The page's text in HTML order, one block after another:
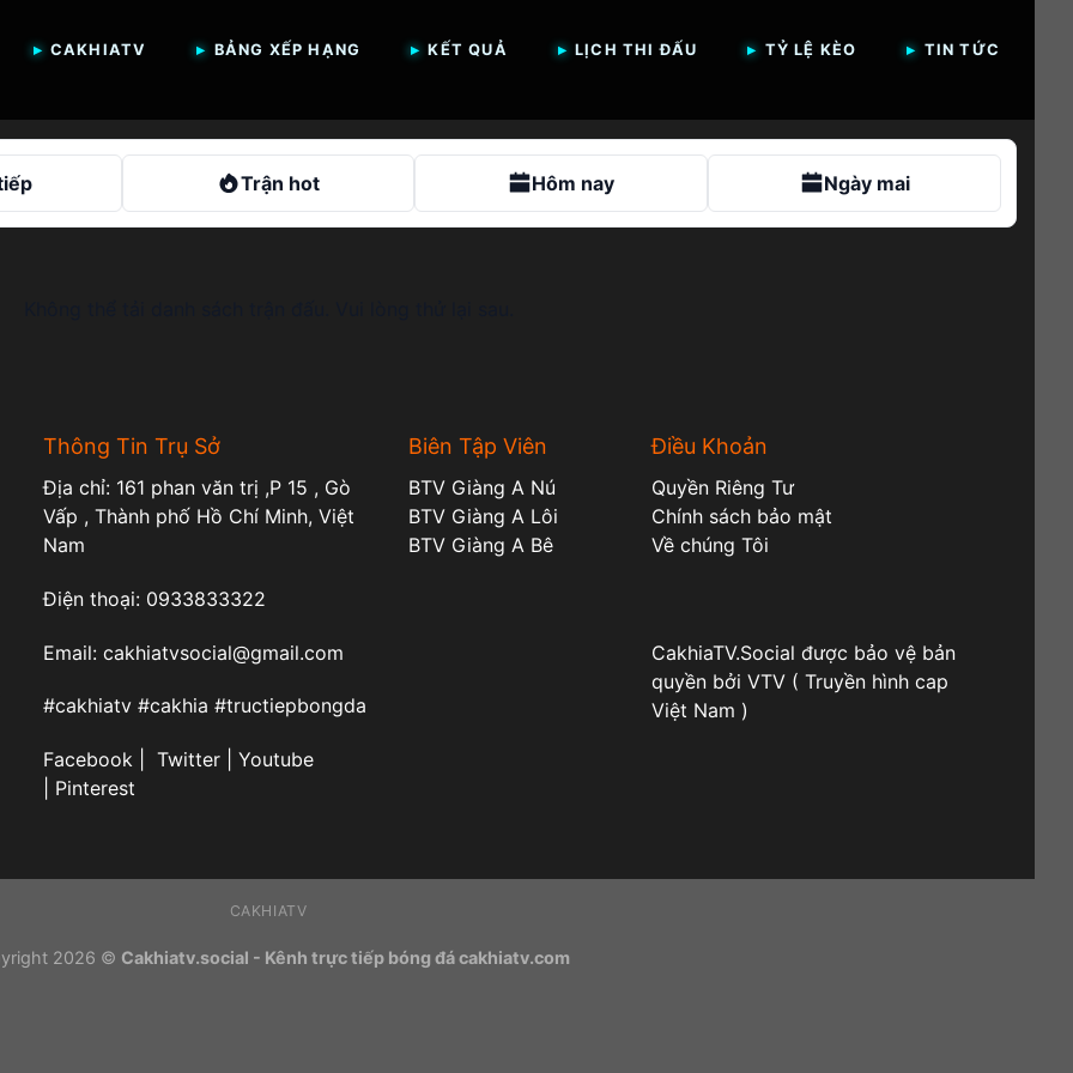
CAKHIATV BẢNG XẾP HẠNG KẾT QUẢ LỊCH THI ĐẤU TỶ LỆ KÈO TIN TỨC
Trận hot Hôm nay Ngày mai
Thông Tin Trụ Sở
Địa chỉ: 161 phan văn trị ,P 15 , Gò
Vấp , Thành phố Hồ Chí Minh, Việt
Nam
Điện thoại: 0933833322
Email: cakhiatvsocial@gmail.com
#cakhiatv #cakhia #tructiepbongda
Facebook | Twitter | Youtube
| Pinterest
Biên Tập Viên
BTV Giàng A Nú
BTV Giàng A Lôi
BTV Giàng A Bê
Điều Khoản
Quyền Riêng Tư
Chính sách bảo mật
Về chúng Tôi
CakhiaTV.Social được bảo vệ bản
quyền bởi VTV ( Truyền hình cap
Việt Nam )
CAKHIATV
2026 © Cakhiatv.social - Kênh trực tiếp bóng đá cakhiatv.com